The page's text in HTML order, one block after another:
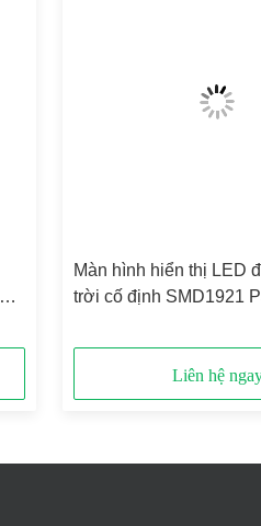
Màn hình hiển thị LED
trời cố định SMD1921
Liên hệ